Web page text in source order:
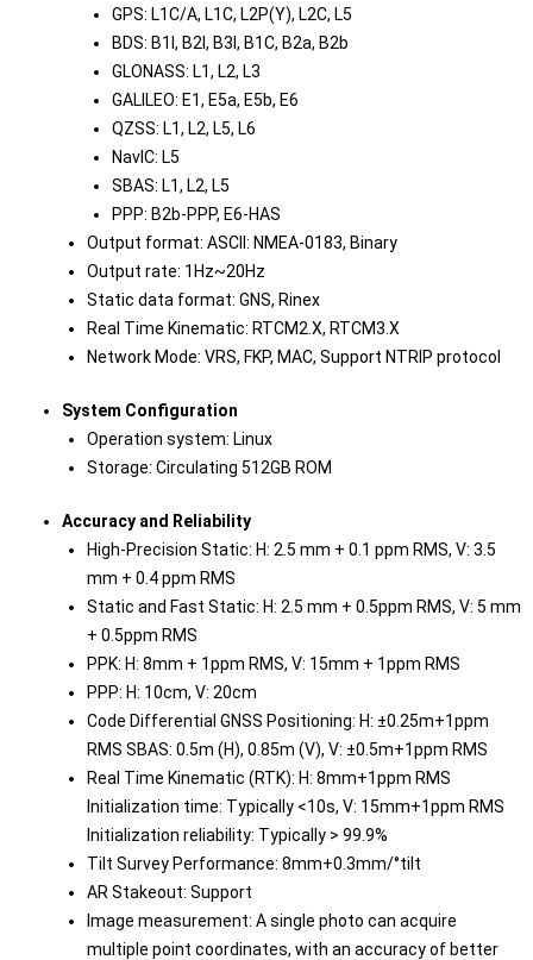
GPS: L1C/A, L1C, L2P(Y), L2C, L5
BDS: B1I, B2I, B3I, B1C, B2a, B2b
GLONASS: L1, L2, L3
GALILEO: E1, E5a, E5b, E6
QZSS: L1, L2, L5, L6
NavIC: L5
SBAS: L1, L2, L5
PPP: B2b-PPP, E6-HAS
Output format: ASCII: NMEA-0183, Binary
Output rate: 1Hz~20Hz
Static data format: GNS, Rinex
Real Time Kinematic: RTCM2.X, RTCM3.X
Network Mode: VRS, FKP, MAC, Support NTRIP protocol
System Configuration
Operation system: Linux
Storage: Circulating 512GB ROM
Accuracy and Reliability
High-Precision Static: H: 2.5 mm + 0.1 ppm RMS, V: 3.5
mm + 0.4 ppm RMS
Static and Fast Static: H: 2.5 mm + 0.5ppm RMS, V: 5 mm
+ 0.5ppm RMS
PPK: H: 8mm + 1ppm RMS, V: 15mm + 1ppm RMS
PPP: H: 10cm, V: 20cm
Code Differential GNSS Positioning: H: ±0.25m+1ppm
RMS SBAS: 0.5m (H), 0.85m (V), V: ±0.5m+1ppm RMS
Real Time Kinematic (RTK): H: 8mm+1ppm RMS
Initialization time: Typically <10s, V: 15mm+1ppm RMS
Initialization reliability: Typically > 99.9%
Tilt Survey Performance: 8mm+0.3mm/°tilt
AR Stakeout: Support
Image measurement: A single photo can acquire
multiple point coordinates, with an accuracy of better